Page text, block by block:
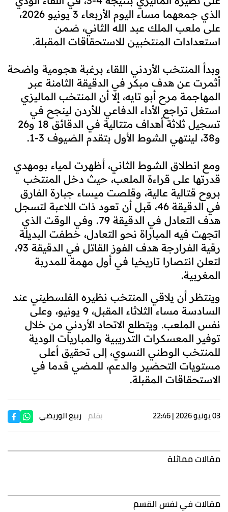
الذي جمعهما مساء اليوم الأربعاء 3 يونيو 2026،
على ملعب الملك عبد الله الثاني، ضمن
استعدادات المنتخبين للاستحقاقات المقبلة.
وبدأ المنتخب الأردني اللقاء برغبة هجومية واضحة
أثمرت عن هدف مبكر في الدقيقة الثامنة عبر
المهاجمة مرح أبو تايه، إلا أن المنتخب الماليزي
استغل تراجع الأداء الدفاعي للأردن لينجح في
تسجيل ثلاثة أهداف متتالية في الدقائق 18 و26
و38، لينتهي الشوط الأول بتقدم الضيوف 3-1.
ومع انطلاق الشوط الثاني، أظهرت لمياء بومهدي
قدرتها على قراءة الملعب، حيث دخل المنتخب
بروح قتالية عالية، وقلصت ميساء جبارة الفارق
في الدقيقة 46، قبل أن تعود ذات اللاعبة لتسجل
هدف التعادل في الدقيقة 79. وفي الوقت الذي
اتجهت فيه المباراة نحو التعادل، خطفت البديلة
رقية الفرارجة هدف الفوز القاتل في الدقيقة 93،
لتعلن انتصارا تاريخيا في أول مهمة للمدربة
المغربية.
وينتظر أن يلاقي المنتخب نظيره الفلسطيني عند
السادسة مساء الثلاثاء المقبل، 9 يونيو، وعلى
نفس الملعب. ويتطلع الاتحاد الأردني من خلال
توفير المعسكرات التدريبية والمباريات الودية
للمنتخب الوطني النسوي، إلى تحقيق أعلى
مستويات التحضير والدعم، للمضي قدما في
الاستحقاقات المقبلة.
03 يونيو 2026 | 22:46 بقلم ربيع الوريضي
مقالات مماثلة
مقالات في نفس القسم